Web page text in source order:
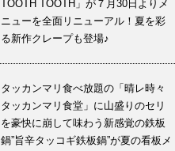
TOOTH TOOTH」が７月30日よりメ
ニューを全面リニューアル！夏を彩
る新作クレープも登場♪
タッカンマリ食べ放題の「晴レ時々
タッカンマリ食堂」に山盛りのセリ
を豪快に崩して味わう新感覚の鉄板
鍋”旨辛タッコギ鉄板鍋”が夏の看板メ